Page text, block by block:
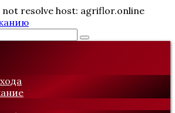
not resolve host: agriflor.online